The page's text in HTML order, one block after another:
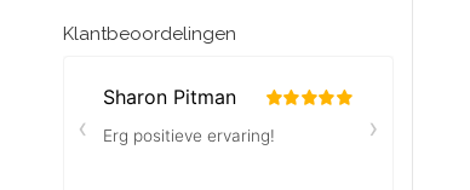
Klantbeoordelingen